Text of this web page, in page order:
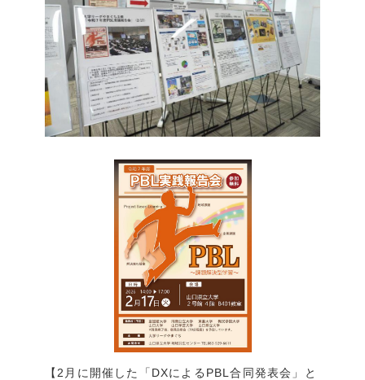
【2月に開催した「DXによるPBL合同発表会」と